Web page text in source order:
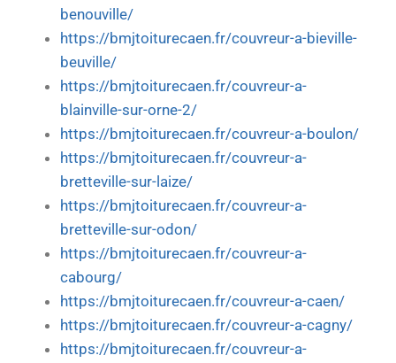
benouville/
https://bmjtoiturecaen.fr/couvreur-a-bieville-
beuville/
https://bmjtoiturecaen.fr/couvreur-a-
blainville-sur-orne-2/
https://bmjtoiturecaen.fr/couvreur-a-boulon/
https://bmjtoiturecaen.fr/couvreur-a-
bretteville-sur-laize/
https://bmjtoiturecaen.fr/couvreur-a-
bretteville-sur-odon/
https://bmjtoiturecaen.fr/couvreur-a-
cabourg/
https://bmjtoiturecaen.fr/couvreur-a-caen/
https://bmjtoiturecaen.fr/couvreur-a-cagny/
https://bmjtoiturecaen.fr/couvreur-a-